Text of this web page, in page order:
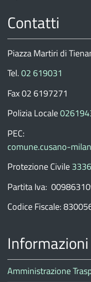
Contatti
Piazza Martiri di
Tel.02 619031
Fax 02 6197271
Polizia Locale
PEC:
comune.cusano-
Protezione Civile
Partita Iva:
Codice Fiscale:
Informazioni
Amministrazione